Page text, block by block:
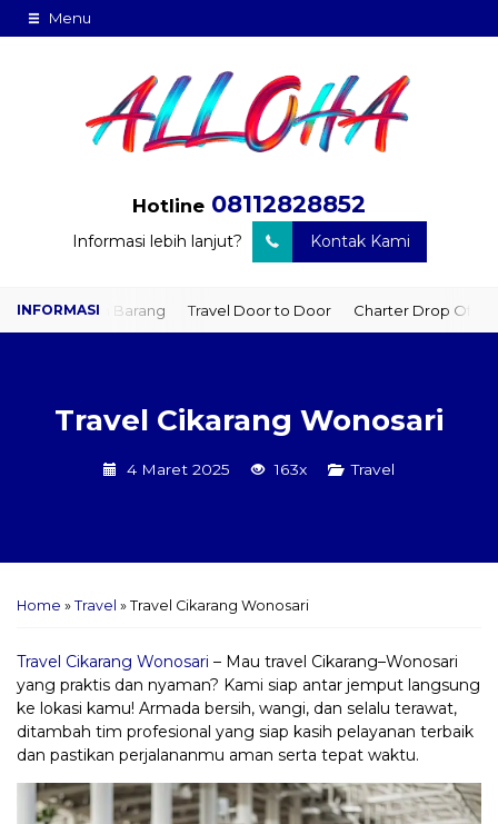
Menu
Hotline 08112828852
Informasi lebih lanjut? Kontak Kami
Barang Travel Door to Door Charter Drop Off Sewa
Travel Cikarang Wonosari
4 Maret 2025 163x Travel
Home » Travel » Travel Cikarang Wonosari
Travel Cikarang Wonosari – Mau travel Cikarang–Wonosari
yang praktis dan nyaman? Kami siap antar jemput langsung
ke lokasi kamu! Armada bersih, wangi, dan selalu terawat,
ditambah tim profesional yang siap kasih pelayanan terbaik
dan pastikan perjalananmu aman serta tepat waktu.